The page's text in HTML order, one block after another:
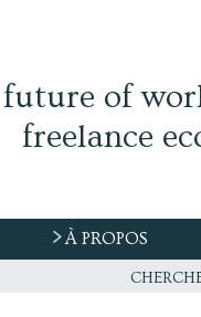
of
freelance
À PROPOS